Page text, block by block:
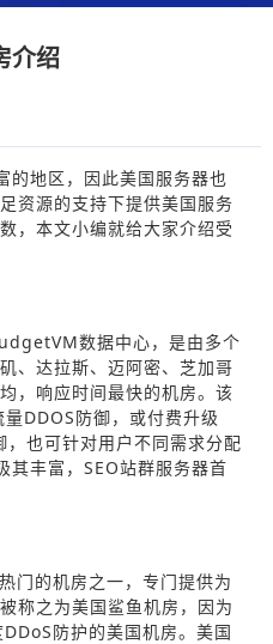
介绍
地区，因此美国服务器也
资源的支持下提供美国服务
，本文小编就给大家介绍受
数据中心，是由多个
、达拉斯、迈阿密、芝加哥
，响应时间最快的机房。该
DDOS防御，或付费升级
也可针对用户不同需求分配
其丰富，SEO站群服务器首
门的机房之一，专门提供为
称之为美国鲨鱼机房，因为
防护的美国机房。美国